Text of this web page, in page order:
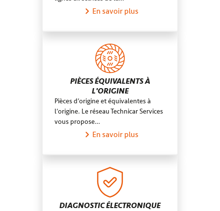
En savoir plus
PIÈCES ÉQUIVALENTS À
L'ORIGINE
Pièces d’origine et équivalentes à
l’origine. Le réseau Technicar Services
vous propose…
En savoir plus
DIAGNOSTIC ÉLECTRONIQUE